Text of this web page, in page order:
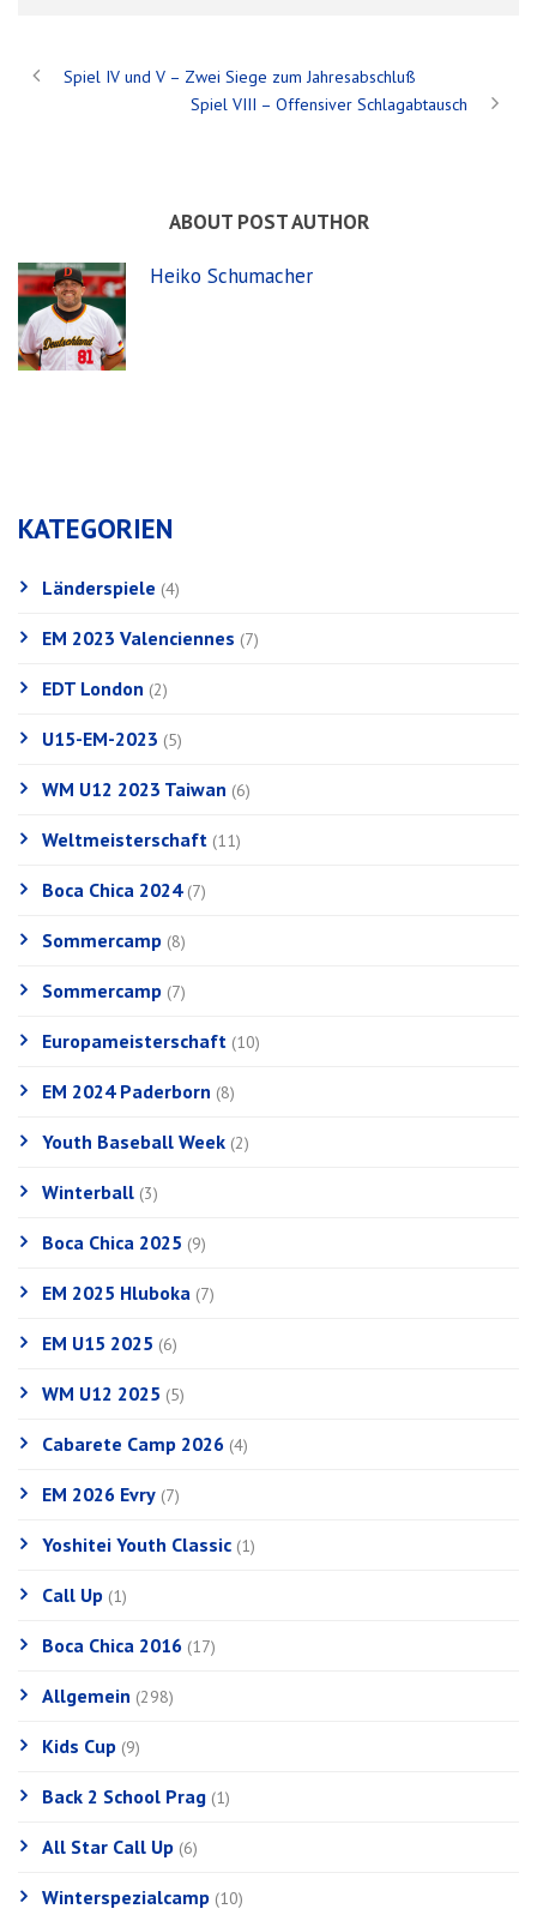
Spiel IV und V – Zwei Siege zum Jahresabschluß
Spiel VIII – Offensiver Schlagabtausch
ABOUT POST AUTHOR
Heiko Schumacher
KATEGORIEN
Länderspiele (4)
EM 2023 Valenciennes (7)
EDT London (2)
U15-EM-2023 (5)
WM U12 2023 Taiwan (6)
Weltmeisterschaft (11)
Boca Chica 2024(7)
Sommercamp (8)
Sommercamp (7)
Europameisterschaft (10)
EM 2024 Paderborn (8)
Youth Baseball Week (2)
Winterball (3)
Boca Chica 2025 (9)
EM 2025 Hluboka (7)
EM U15 2025 (6)
WM U12 2025 (5)
Cabarete Camp 2026 (4)
EM 2026 Evry (7)
Yoshitei Youth Classic (1)
Call Up (1)
Boca Chica 2016 (17)
Allgemein (298)
Kids Cup (9)
Back 2 School Prag (1)
All Star Call Up (6)
Winterspezialcamp (10)